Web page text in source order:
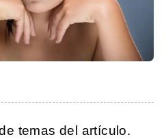
temas del artículo.